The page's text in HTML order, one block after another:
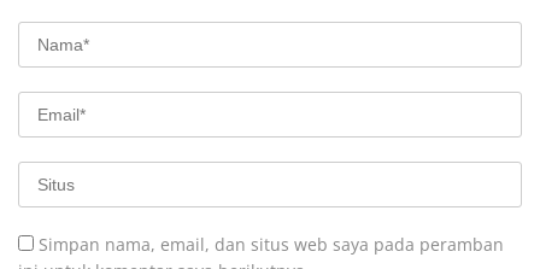
Simpan nama, email, dan situs web saya pada peramban